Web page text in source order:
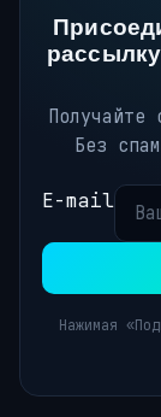
Получайте
Без
E-mail
Нажимая